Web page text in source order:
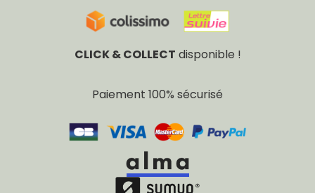
CLICK & COLLECT disponible !
Paiement 100% sécurisé